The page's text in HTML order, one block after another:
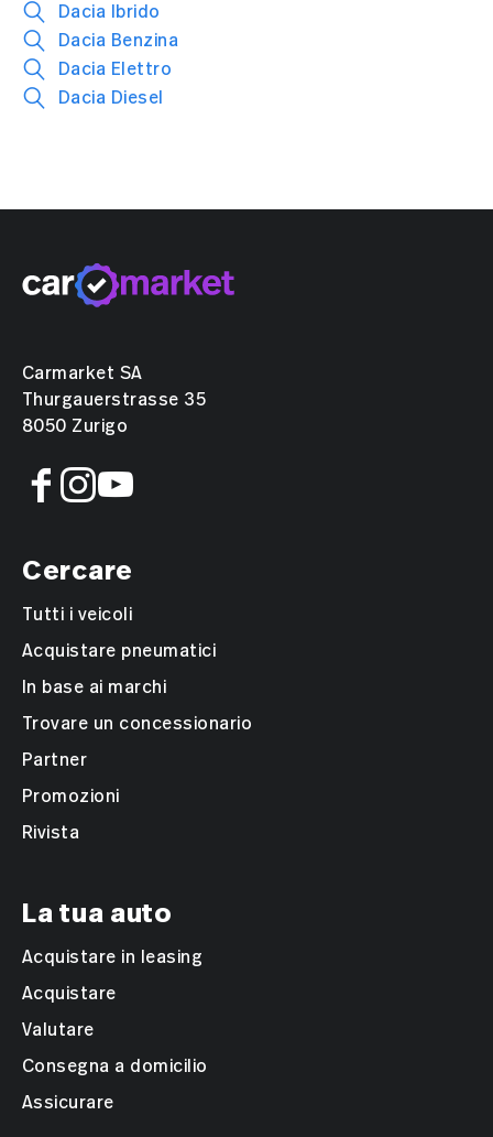
Dacia Ibrido
Dacia Benzina
Dacia Elettro
Dacia Diesel
Carmarket SA
Thurgauerstrasse 35
8050 Zurigo
Cercare
Tutti i veicoli
Acquistare pneumatici
In base ai marchi
Trovare un concessionario
Partner
Promozioni
Rivista
La tua auto
Acquistare in leasing
Acquistare
Valutare
Consegna a domicilio
Assicurare